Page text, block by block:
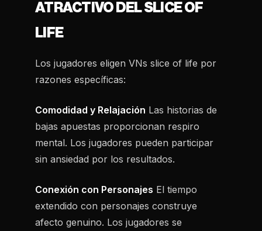
ATRACTIVO DEL SLICE OF
LIFE
Los jugadores eligen VNs slice of life por
razones específicas:
Comodidad y Relajación Las historias de
bajas apuestas proporcionan respiro
mental. Los jugadores pueden participar
sin ansiedad por los resultados.
Conexión con Personajes El tiempo
extendido con personajes construye
afecto genuino. Los jugadores se